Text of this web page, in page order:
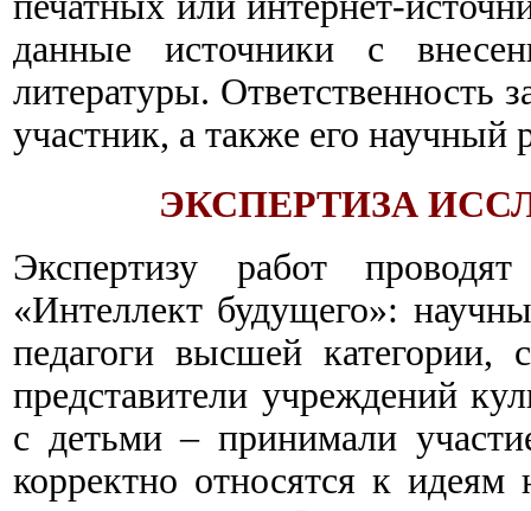
данные источники с
литературы. Ответственность
участник, а также его научный
ЭКСПЕРТИЗА
Экспертизу работ
«Интеллект будущего»:
педагоги высшей категории,
представители учреждений
с детьми – принимали
корректно относятся к